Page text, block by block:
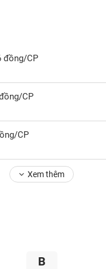
đồng/CP
CP
CP
Xem thêm
B